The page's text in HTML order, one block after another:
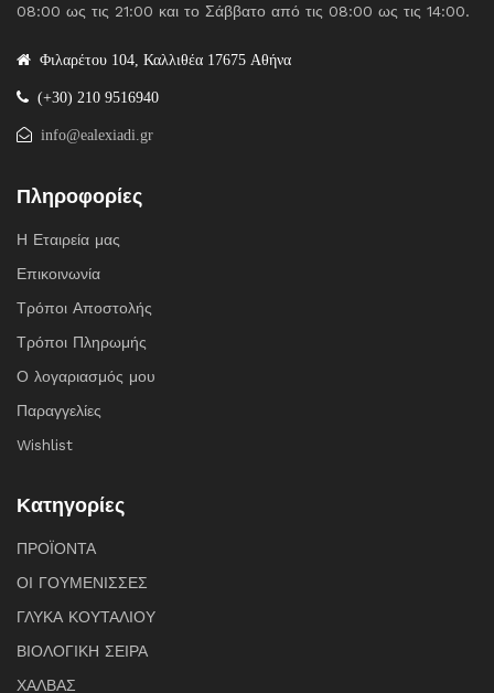
08:00 ως τις 21:00 και το Σάββατο από τις 08:00 ως τις 14:00.
Φιλαρέτου 104, Καλλιθέα 17675 Αθήνα
(+30) 210 9516940
info@ealexiadi.gr
Πληροφορίες
Η Εταιρεία μας
Επικοινωνία
Τρόποι Αποστολής
Τρόποι Πληρωμής
Ο λογαριασμός μου
Παραγγελίες
Wishlist
Κατηγορίες
ΠΡΟΪΟΝΤΑ
ΟΙ ΓΟΥΜΕΝΙΣΣΕΣ
ΓΛΥΚΑ ΚΟΥΤΑΛΙΟΥ
ΒΙΟΛΟΓΙΚΗ ΣΕΙΡΑ
ΧΑΛΒΑΣ